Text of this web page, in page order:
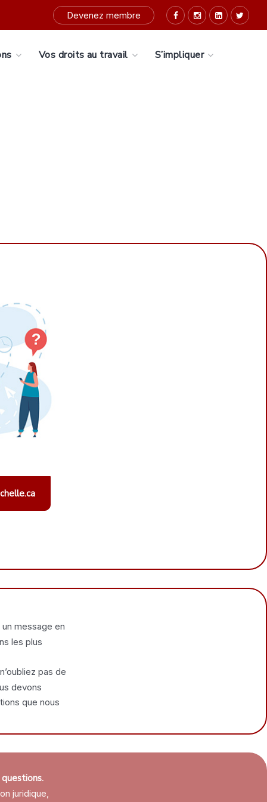
Devenez membre
Vos droits au travail S’impliquer
message en
les plus
pas de
devons
que nous
juridique,